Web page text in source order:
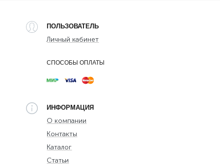
ПОЛЬЗОВАТЕЛЬ
Личный кабинет
СПОСОБЫ ОПЛАТЫ
ИНФОРМАЦИЯ
О компании
Контакты
Каталог
Статьи